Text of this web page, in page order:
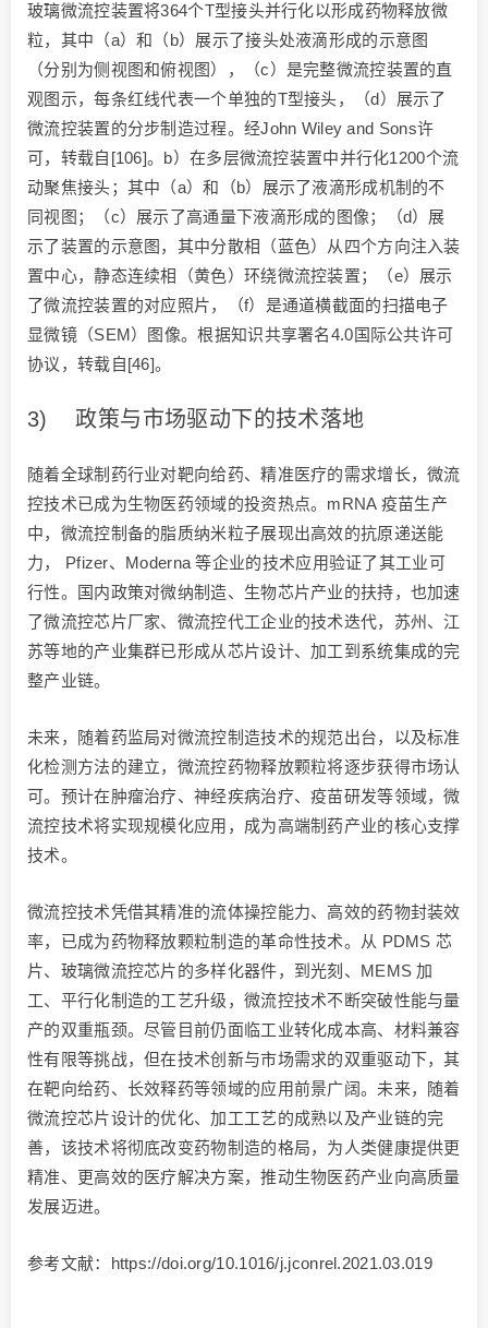
玻璃微流控装置将364个T型接头并行化以形成药物释放微
粒，其中（a）和（b）展示了接头处液滴形成的示意图
（分别为侧视图和俯视图），（c）是完整微流控装置的直
观图示，每条红线代表一个单独的T型接头，（d）展示了
微流控装置的分步制造过程。经John Wiley and Sons许
可，转载自[106]。b）在多层微流控装置中并行化1200个流
动聚焦接头；其中（a）和（b）展示了液滴形成机制的不
同视图；（c）展示了高通量下液滴形成的图像；（d）展
示了装置的示意图，其中分散相（蓝色）从四个方向注入装
置中心，静态连续相（黄色）环绕微流控装置；（e）展示
了微流控装置的对应照片，（f）是通道横截面的扫描电子
显微镜（SEM）图像。根据知识共享署名4.0国际公共许可
协议，转载自[46]。
3) 政策与市场驱动下的技术落地
随着全球制药行业对靶向给药、精准医疗的需求增长，微流
控技术已成为生物医药领域的投资热点。mRNA 疫苗生产
中，微流控制备的脂质纳米粒子展现出高效的抗原递送能
力， Pfizer、Moderna 等企业的技术应用验证了其工业可
行性。国内政策对微纳制造、生物芯片产业的扶持，也加速
了微流控芯片厂家、微流控代工企业的技术迭代，苏州、江
苏等地的产业集群已形成从芯片设计、加工到系统集成的完
整产业链。
未来，随着药监局对微流控制造技术的规范出台，以及标准
化检测方法的建立，微流控药物释放颗粒将逐步获得市场认
可。预计在肿瘤治疗、神经疾病治疗、疫苗研发等领域，微
流控技术将实现规模化应用，成为高端制药产业的核心支撑
技术。
微流控技术凭借其精准的流体操控能力、高效的药物封装效
率，已成为药物释放颗粒制造的革命性技术。从 PDMS 芯
片、玻璃微流控芯片的多样化器件，到光刻、MEMS 加
工、平行化制造的工艺升级，微流控技术不断突破性能与量
产的双重瓶颈。尽管目前仍面临工业转化成本高、材料兼容
性有限等挑战，但在技术创新与市场需求的双重驱动下，其
在靶向给药、长效释药等领域的应用前景广阔。未来，随着
微流控芯片设计的优化、加工工艺的成熟以及产业链的完
善，该技术将彻底改变药物制造的格局，为人类健康提供更
精准、更高效的医疗解决方案，推动生物医药产业向高质量
发展迈进。
参考文献：https://doi.org/10.1016/j.jconrel.2021.03.019